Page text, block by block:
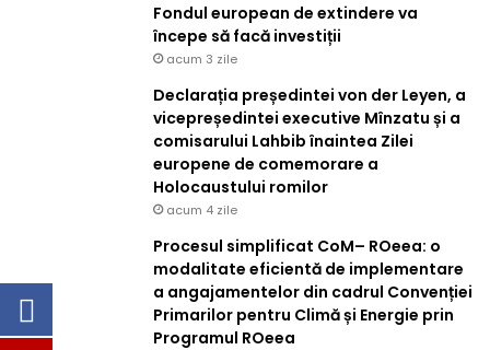
Fondul european de extindere va
începe să facă investiții
acum 3 zile
Declarația președintei von der Leyen, a
vicepreședintei executive Mînzatu și a
comisarului Lahbib înaintea Zilei
europene de comemorare a
Holocaustului romilor
acum 4 zile
Procesul simplificat CoM– ROeea: o
modalitate eficientă de implementare
a angajamentelor din cadrul Convenției
Primarilor pentru Climă și Energie prin
Programul ROeea